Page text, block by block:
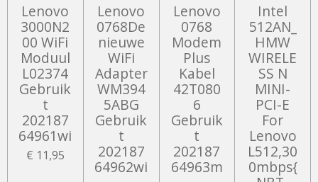
Lenovo
3000N2
00 WiFi
Moduul
L02374
Gebruik
t
202187
64961wi
€ 11,95
Lenovo
0768De
nieuwe
WiFi
Adapter
WM394
5ABG
Gebruik
t
202187
64962wi
Lenovo
0768
Modem
Plus
Kabel
42T080
6
Gebruik
t
202187
64963m
Intel
512AN_
HMW
WIRELE
SS N
MINI-
PCI-E
For
Lenovo
L512,30
0mbps{